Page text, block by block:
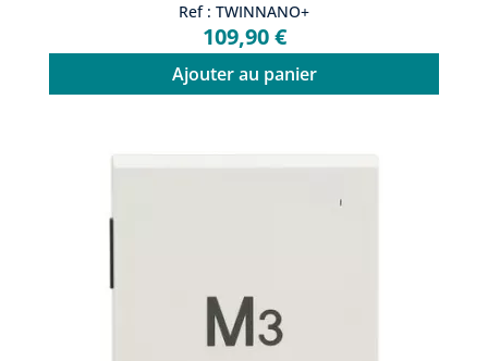
Ref : TWINNANO+
109,90 €
Ajouter au panier